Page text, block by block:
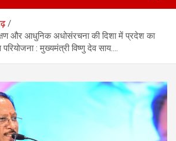
और आधुनिक अधोसंरचना की दिशा में प्रदेश का
: मुख्यमंत्री विष्णु देव साय….